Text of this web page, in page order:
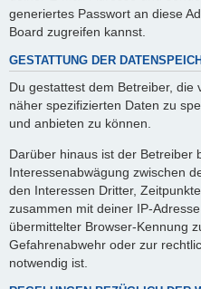
generiertes Passwort an diese
Board zugreifen kannst.
GESTATTUNG DER
Du gestattest dem Betreiber,
näher spezifizierten Daten zu
und anbieten zu können.
Darüber hinaus ist der Betreiber
Interessenabwägung zwischen
den Interessen Dritter,
zusammen mit deiner IP-
übermittelter Browser-Kennung
Gefahrenabwehr oder zur
notwendig ist.